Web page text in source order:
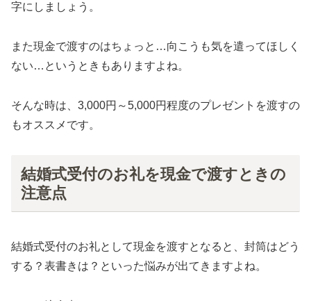
字にしましょう。
また現金で渡すのはちょっと…向こうも気を遣ってほしく
ない…というときもありますよね。
そんな時は、3,000円～5,000円程度のプレゼントを渡すの
もオススメです。
結婚式受付のお礼を現金で渡すときの
注意点
結婚式受付のお礼として現金を渡すとなると、封筒はどう
する？表書きは？といった悩みが出てきますよね。